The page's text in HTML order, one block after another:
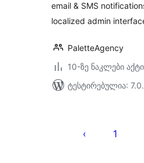
email & SMS
localized admin
PaletteAgency
10-ზე ნაკლები
ტესტირებულია:
გვერდებათ
1